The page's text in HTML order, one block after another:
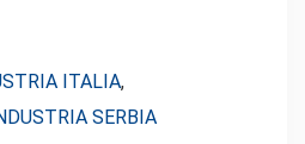
ITALIA,
SERBIA